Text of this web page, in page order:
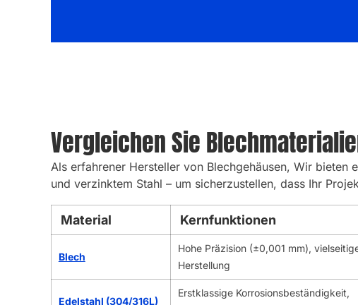
Vergleichen Sie
Als erfahrener Hersteller von Blechgehäusen, Wir bieten
und verzinktem Stahl – um sicherzustellen, dass Ihr
Material Kernfunktionen
Blech
Hohe Präzision (±0,001 mm),
Herstellung
Edelstahl (304/316L)
Erstklassige Korrosionsbeständigkeit,